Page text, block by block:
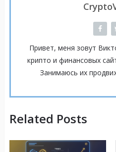
Привет, меня зовут
крипто и финансовых
Занимаюсь их
Related Posts